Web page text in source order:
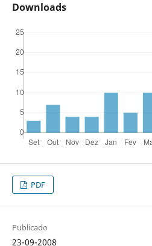
Downloads
PDF
Publicado
23-09-2008